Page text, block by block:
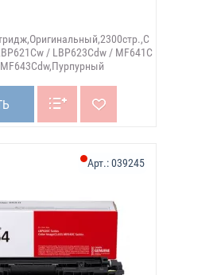
/ LBP623Cdw / MF641C
Арт.:039245